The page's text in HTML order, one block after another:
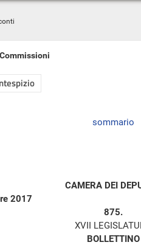
sommario
CAMERA DEI
2017
875.
XVII
BOLLETTINO